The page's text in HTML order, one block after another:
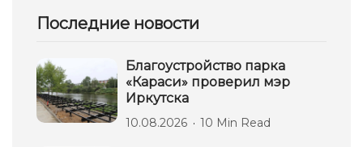
Последние новости
Благоустройство парка
«Караси» проверил мэр
Иркутска
10.08.2026 10 Min Read